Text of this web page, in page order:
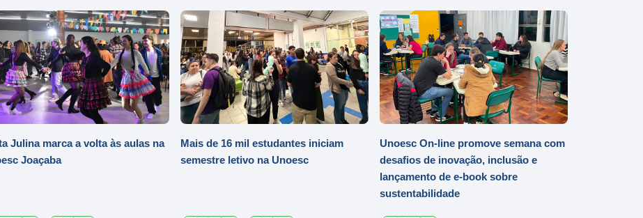
Julina marca a volta às aulas na
Joaçaba
Mais de 16 mil estudantes iniciam
semestre letivo na Unoesc
Unoesc On-line promove semana com
desafios de inovação, inclusão e
lançamento de e-book sobre
sustentabilidade